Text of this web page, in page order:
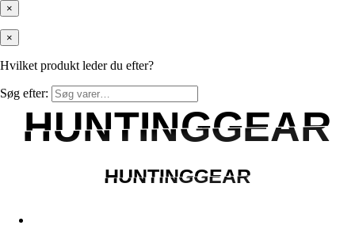
×
×
Hvilket produkt leder du efter?
Søg efter:
HUNTINGGEAR
HUNTINGGEAR
HUNTINGGEAR
HUNTINGGEAR